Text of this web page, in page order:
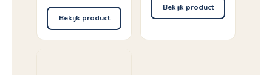
Bekijk product
Bekijk product